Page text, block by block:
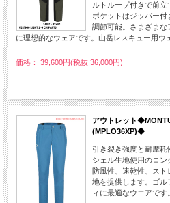
ルトループ付きで前立
ポケットはジッパー付
調節可能。さまざま
に理想的なウェアです。山岳レスキュー用ウ
価格： 39,600円(税抜 36,000円)
アウトレット
(MPLO36XP)◆
引き裂き強度と耐摩耗
シェル生地使用のロン
防風性、速乾性、ス
地を提供します。ゴル
ィに最適なウエアです。